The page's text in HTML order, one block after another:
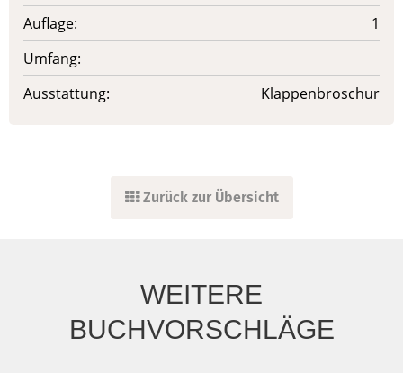
Auflage:
1
Umfang:
Ausstattung:
Klappenbroschur
Zurück zur Übersicht
WEITERE
BUCHVORSCHLÄGE